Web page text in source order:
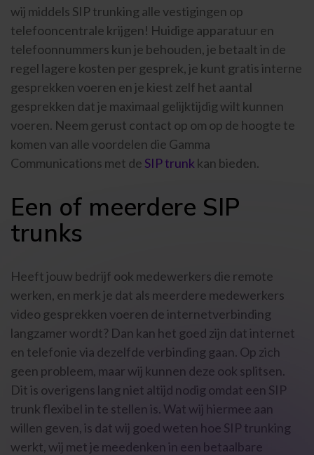
wij middels SIP trunking alle vestigingen op
telefooncentrale krijgen! Huidige apparatuur en
telefoonnummers kun je behouden, je betaalt in de
regel lagere kosten per gesprek, je kunt gratis interne
gesprekken voeren en je kiest zelf het aantal
gesprekken dat je maximaal gelijktijdig wilt kunnen
voeren. Neem gerust contact op om op de hoogte te
komen van alle voordelen die Gamma
Communications met de SIP trunk kan bieden.
Een of meerdere SIP
trunks
Heeft jouw bedrijf ook medewerkers die remote
werken, en merk je dat als meerdere medewerkers
video gesprekken voeren de internetverbinding
langzamer wordt? Dan kan het goed zijn dat internet
en telefonie via dezelfde verbinding gaan. Op zich
geen probleem, maar wij kunnen deze ook splitsen.
Dit is overigens lang niet altijd nodig omdat een SIP
trunk flexibel in te stellen is. Wat wij hiermee aan
willen geven, is dat wij goed weten hoe SIP trunking
werkt, wij met je meedenken in een betaalbare